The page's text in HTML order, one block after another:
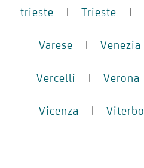
trieste | Trieste |
Varese | Venezia
Vercelli | Verona
Vicenza | Viterbo